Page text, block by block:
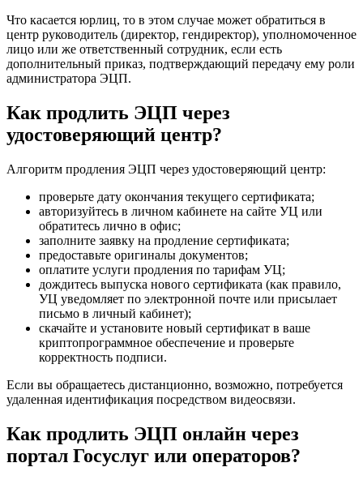
Что касается юрлиц, то в этом случае может обратиться в
центр руководитель (директор, гендиректор), уполномоченное
лицо или же ответственный сотрудник, если есть
дополнительный приказ, подтверждающий передачу ему роли
администратора ЭЦП.
Как продлить ЭЦП через
удостоверяющий центр?
Алгоритм продления ЭЦП через удостоверяющий центр:
проверьте дату окончания текущего сертификата;
авторизуйтесь в личном кабинете на сайте УЦ или
обратитесь лично в офис;
заполните заявку на продление сертификата;
предоставьте оригиналы документов;
оплатите услуги продления по тарифам УЦ;
дождитесь выпуска нового сертификата (как правило,
УЦ уведомляет по электронной почте или присылает
письмо в личный кабинет);
скачайте и установите новый сертификат в ваше
криптопрограммное обеспечение и проверьте
корректность подписи.
Если вы обращаетесь дистанционно, возможно, потребуется
удаленная идентификация посредством видеосвязи.
Как продлить ЭЦП онлайн через
портал Госуслуг или операторов?